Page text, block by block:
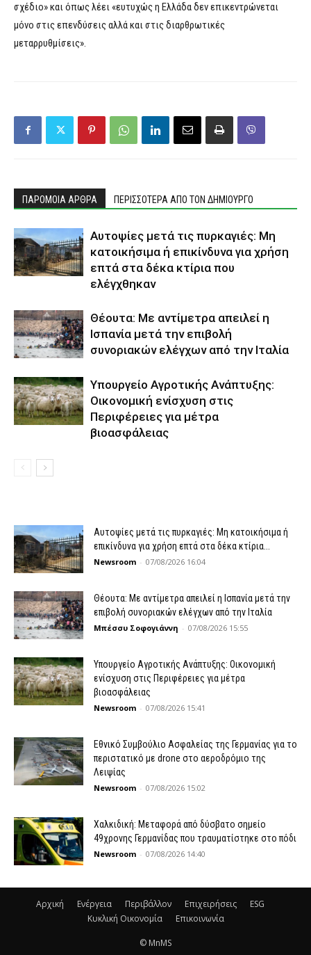
σχέδιο» και όπως λέει «ευτυχώς η Ελλάδα δεν επικεντρώνεται
μόνο στις επενδύσεις αλλά και στις διαρθρωτικές
μεταρρυθμίσεις».
ΠΑΡΟΜΟΙΑ ΑΡΘΡΑ ΠΕΡΙΣΣΟΤΕΡΑ ΑΠΟ ΤΟΝ ΔΗΜΙΟΥΡΓΟ
Αυτοψίες μετά τις πυρκαγιές: Μη
κατοικήσιμα ή επικίνδυνα για χρήση
επτά στα δέκα κτίρια που
ελέγχθηκαν
Θέουτα: Με αντίμετρα απειλεί η
Ισπανία μετά την επιβολή
συνοριακών ελέγχων από την Ιταλία
Υπουργείο Αγροτικής Ανάπτυξης:
Οικονομική ενίσχυση στις
Περιφέρειες για μέτρα
βιοασφάλειας
Αυτοψίες μετά τις πυρκαγιές: Μη κατοικήσιμα ή
επικίνδυνα για χρήση επτά στα δέκα κτίρια...
Newsroom - 07/08/2026 16:04
Θέουτα: Με αντίμετρα απειλεί η Ισπανία μετά την
επιβολή συνοριακών ελέγχων από την Ιταλία
Μπέσσυ Σοφογιάννη - 07/08/2026 15:55
Υπουργείο Αγροτικής Ανάπτυξης: Οικονομική
ενίσχυση στις Περιφέρειες για μέτρα
βιοασφάλειας
Newsroom - 07/08/2026 15:41
Εθνικό Συμβούλιο Ασφαλείας της Γερμανίας για το
περιστατικό με drone στο αεροδρόμιο της
Λειψίας
Newsroom - 07/08/2026 15:02
Χαλκιδική: Μεταφορά από δύσβατο σημείο
49χρονης Γερμανίδας που τραυματίστηκε στο πόδι
Newsroom - 07/08/2026 14:40
Αρχική Ενέργεια Περιβάλλον Επιχειρήσεις
ESG
Κυκλική Οικονομία
Επικοινωνία
© MnMS